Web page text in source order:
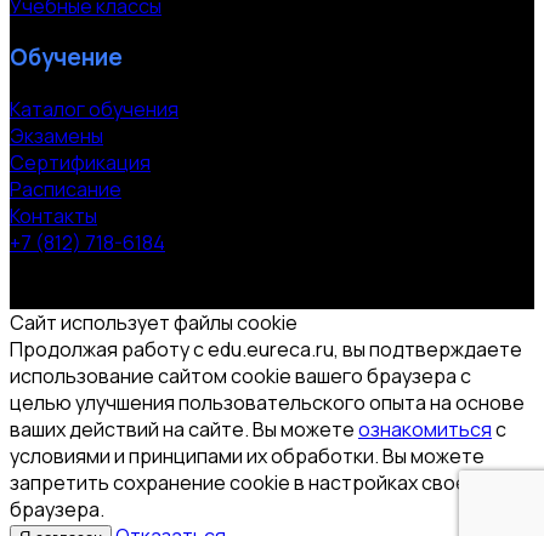
Учебные классы
Обучение
Каталог обучения
Экзамены
Сертификация
Расписание
Контакты
+7 (812) 718-6184
Сайт использует файлы cookie
Продолжая работу с edu.eureca.ru, вы подтверждаете
использование сайтом cookie вашего браузера с
целью улучшения пользовательского опыта на основе
ваших действий на сайте. Вы можетеознакомитьсяс
условиями и принципами их обработки. Вы можете
запретить сохранение cookie в настройках своего
браузера.